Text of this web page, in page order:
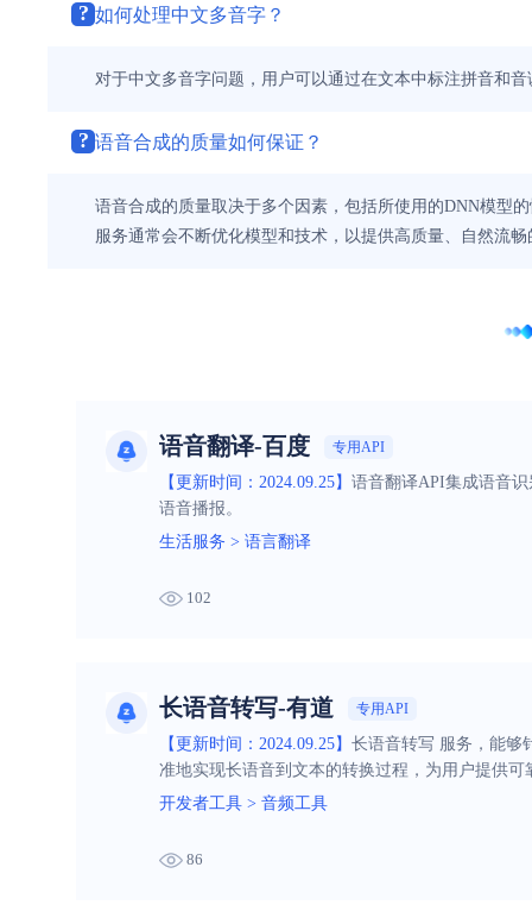
? 如何处理中文多音字？
对于中文多音字问题，用户可以通过在文本中标注拼音和
? 语音合成的质量如何保证？
语音合成的质量取决于多个因素，包括所使用的DNN模型
服务通常会不断优化模型和技术，以提供高质量、自然流
语音翻译-百度 专用API
【更新时间：2024.09.25】 语音翻译API集成语音
语音播报。
生活服务 > 语言翻译
102
长语音转写-有道 专用API
【更新时间：2024.09.25】 长语音转写 服务，能够
准地实现长语音到文本的转换过程，为用户提供可
开发者工具 > 音频工具
86